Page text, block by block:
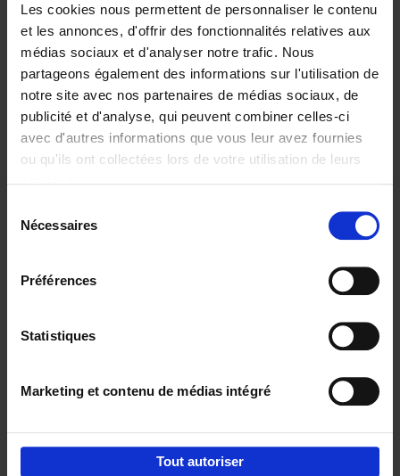
Les cookies nous permettent de personnaliser le contenu
et les annonces, d'offrir des fonctionnalités relatives aux
médias sociaux et d'analyser notre trafic. Nous
partageons également des informations sur l'utilisation de
notre site avec nos partenaires de médias sociaux, de
publicité et d'analyse, qui peuvent combiner celles-ci
avec d'autres informations que vous leur avez fournies
ou qu'ils ont collectées lors de votre utilisation de leurs
Nécessaires
Préférences
Statistiques
Marketing et contenu de médias intégré
Tout autoriser
Building Bonds = Building
Business
Jochen Roef Jozefien De Feyter
Carolien Boom
Couverture souple
2025 200
€29,99
Digital marketing like a PRO -
completely revised edition (EN)